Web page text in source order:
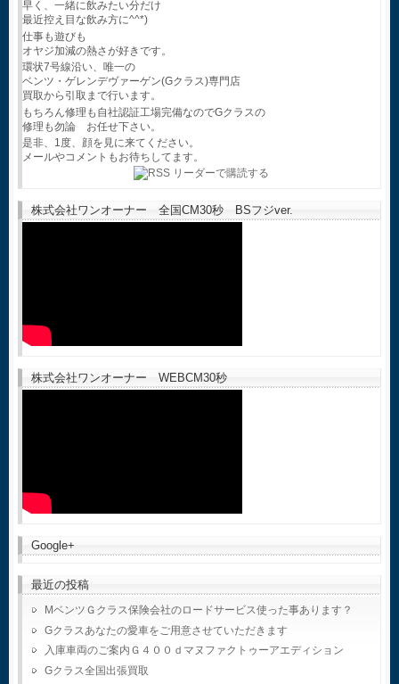
早く、一緒に飲みたい分だけ
最近控え目な飲み方に^^*)
仕事も遊びも
オヤジ加減の熱さが好きです。
環状7号線沿い、唯一の
ベンツ・ゲレンデヴァーゲン(Gクラス)専門店
買取から引取まで行います。
もちろん修理も自社認証工場完備なのでGクラスの
修理も勿論 お任せ下さい。
是非、1度、顔を見に来てください。
メールやコメントもお待ちしてます。
株式会社ワンオーナー 全国CM30秒 BSフジver.
株式会社ワンオーナー WEBCM30秒
Google+
最近の投稿
MベンツＧクラス保険会社のロードサービス使った事あります？
Gクラスあなたの愛車をご用意させていただきます
入庫車両のご案内Ｇ４００ｄマヌファクトゥーアエディション
Gクラス全国出張買取